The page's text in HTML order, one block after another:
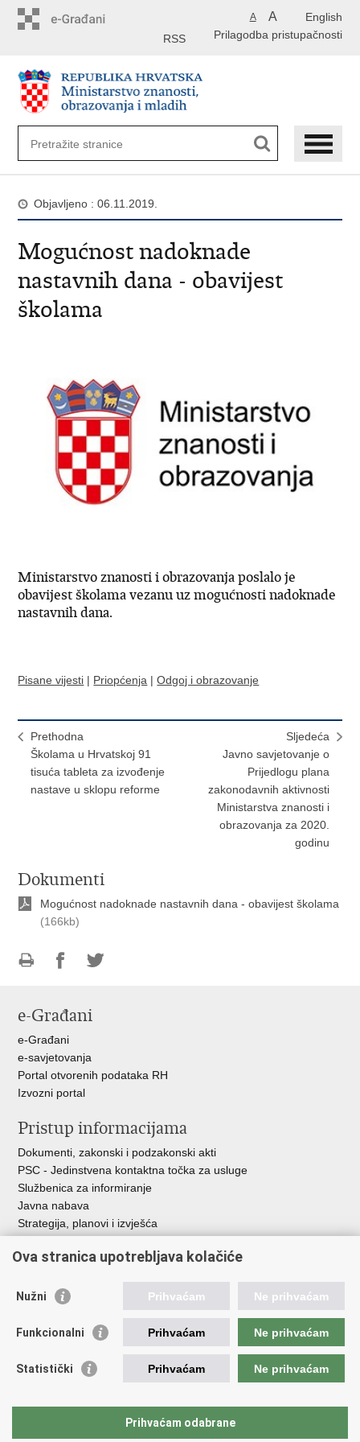
English
A A
Prilagodba pristupačnosti
RSS
Objavljeno : 06.11.2019.
Mogućnost nadoknade
nastavnih dana - obavijest
školama
Ministarstvo znanosti i obrazovanja poslalo je
obavijest školama vezanu uz mogućnosti nadoknade
nastavnih dana.
Pisane vijesti | Priopćenja |Odgoj i obrazovanje
Prethodna
Školama u Hrvatskoj 91
tisuća tableta za izvođenje
nastave u sklopu reforme
Sljedeća
Javno savjetovanje o
Prijedlogu plana
zakonodavnih aktivnosti
Ministarstva znanosti i
obrazovanja za 2020.
godinu
Dokumenti
Mogućnost nadoknade nastavnih dana - obavijest školama
(166kb)
FacebookuTwitteru
e-Građani
e-Građani
e-savjetovanja
Portal otvorenih podataka RH
Izvozni portal
Pristup informacijama
Dokumenti, zakonski i podzakonski akti
PSC - Jedinstvena kontaktna točka za usluge
Službenica za informiranje
Javna nabava
Strategija, planovi i izvješća
Korisne poveznice
Vlada RH
ASOO
CARNET
Ova stranica upotrebljava kolačiće
Nužni Prihvaćam Ne prihvaćam
Funkcionalni Prihvaćam Ne prihvaćam
Statistički Prihvaćam Ne prihvaćam
Prihvaćam odabrane